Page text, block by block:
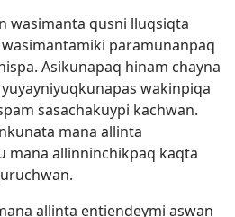
wasimanta qusni lluqsiqta
paramunanpaq
Asikunapaq hinam chayna
wakinpiqa
sasachakuypi kachwan.
mana allinta
mana allinninchikpaq kaqta
allinta entiendeymi aswan